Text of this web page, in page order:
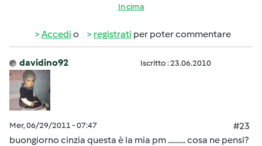
In cima
Accedi o registrati per poter commentare
davidino92 Iscritto : 23.06.2010
Mer, 06/29/2011 - 07:47
#23
buongiorno cinzia questa è la mia pm .......... cosa ne pensi?